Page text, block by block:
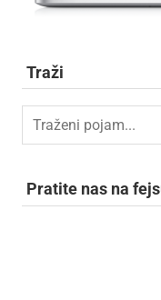
Traži
Pratite nas na